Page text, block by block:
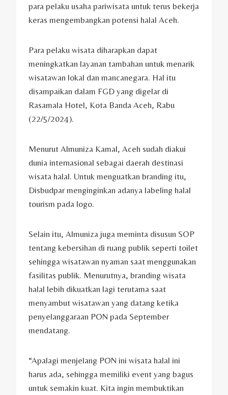
para pelaku usaha pariwisata untuk terus bekerja
keras mengembangkan potensi halal Aceh.
Para pelaku wisata diharapkan dapat
meningkatkan layanan tambahan untuk menarik
wisatawan lokal dan mancanegara. Hal itu
disampaikan dalam FGD yang digelar di
Rasamala Hotel, Kota Banda Aceh, Rabu
(22/5/2024).
Menurut Almuniza Kamal, Aceh sudah diakui
dunia internasional sebagai daerah destinasi
wisata halal. Untuk menguatkan branding itu,
Disbudpar menginginkan adanya labeling halal
tourism pada logo.
Selain itu, Almuniza juga meminta disusun SOP
tentang kebersihan di ruang publik seperti toilet
sehingga wisatawan nyaman saat menggunakan
fasilitas publik. Menurutnya, branding wisata
halal lebih dikuatkan lagi terutama saat
menyambut wisatawan yang datang ketika
penyelanggaraan PON pada September
mendatang.
“Apalagi menjelang PON ini wisata halal ini
harus ada, sehingga memiliki event yang bagus
untuk semakin kuat. Kita ingin membuktikan